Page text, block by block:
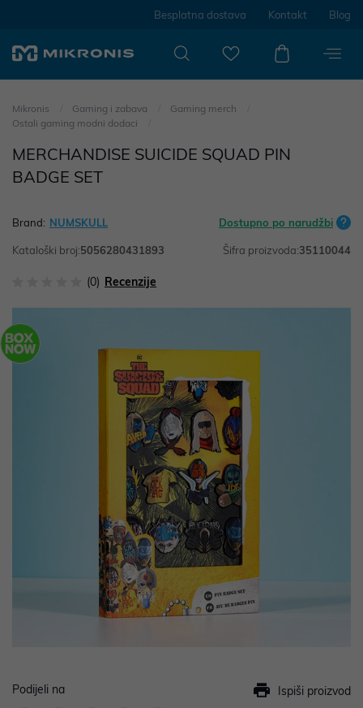
Besplatna dostava Kontakt Blog
Mikronis Gaming i zabava
Gaming merch
Ostali gaming modni dodaci
MERCHANDISE SUICIDE SQUAD PIN
BADGE SET
Brand: NUMSKULL Dostupno po narudžbi
Kataloški broj:5056280431893 Šifra proizvoda:35110044
(0) Recenzije
Podijeli na Ispiši proizvod